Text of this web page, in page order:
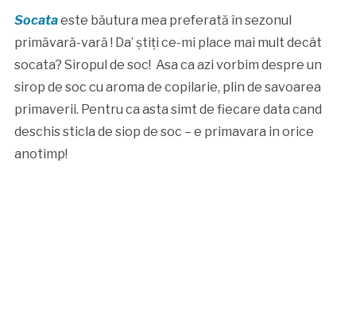
Socataeste băutura mea preferată în sezonul
primăvară-vară ! Da’ știți ce-mi place mai mult decât
socata? Siropul de soc! Asa ca azi vorbim despre un
sirop de soc cu aroma de copilarie, plin de savoarea
primaverii. Pentru ca asta simt de fiecare data cand
deschis sticla de siop de soc – e primavara in orice
anotimp!